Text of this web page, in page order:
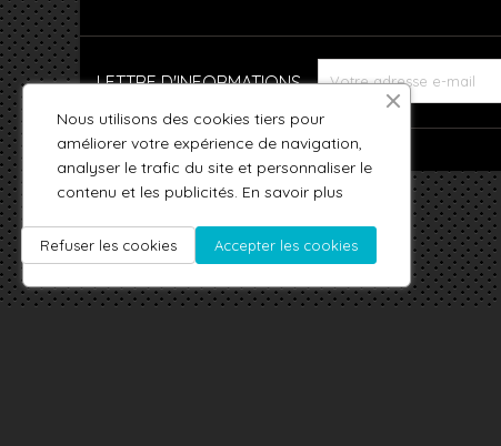
LETTRE D'INFORMATIONS
Nous utilisons des cookies tiers pour
améliorer votre expérience de navigation,
analyser le trafic du site et personnaliser le
contenu et les publicités. En savoir plus
Accepter les cookies
Refuser les cookies